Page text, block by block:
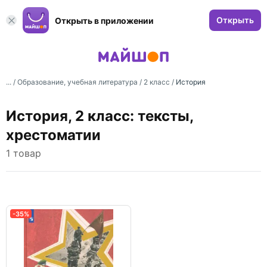
Открыть в приложении Открыть
... / Образование, учебная литература / 2 класс / История
История, 2 класс: тексты,
хрестоматии
1 товар
-35%